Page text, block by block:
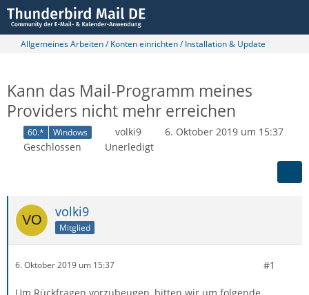
Allgemeines Arbeiten / Konten einrichten / Installation & Update
Kann das Mail-Programm meines
Providers nicht mehr erreichen
60.* Windows volki9
6. Oktober 2019 um 15:37
Geschlossen
Unerledigt
volki9
Mitglied
6. Oktober 2019 um 15:37 #1